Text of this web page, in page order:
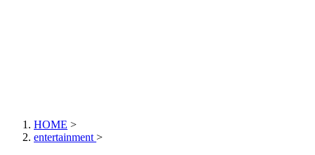
HOME >
entertainment >